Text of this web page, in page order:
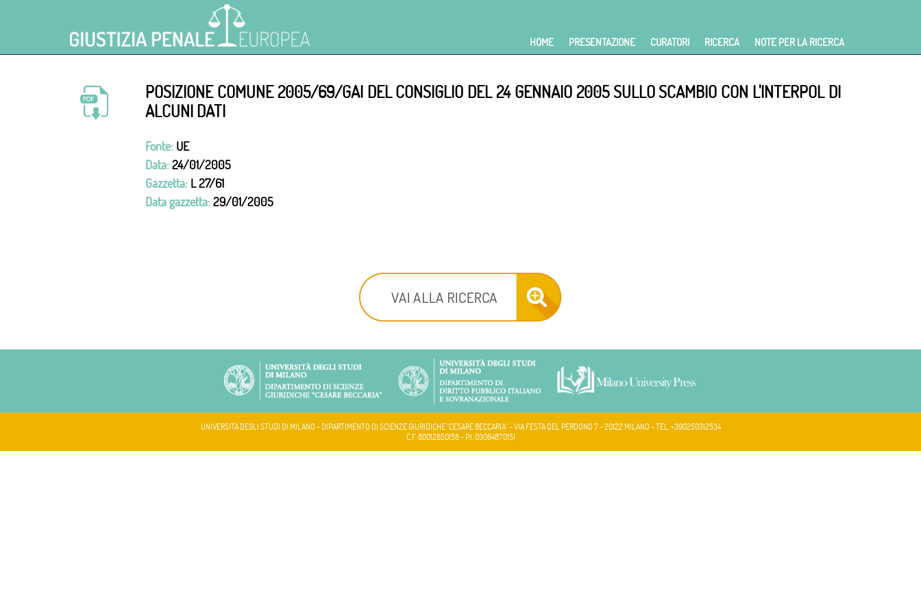
HOME PRESENTAZIONE CURATORI RICERCA NOTE PER LA RICERCA
POSIZIONE COMUNE 2005/69/GAI DEL CONSIGLIO DEL 24 GENNAIO 2005 SULLO SCAMBIO CON L'INTERPOL DI
ALCUNI DATI
Fonte: UE
Data:24/01/2005
Gazzetta: L 27/61
Data gazzetta:29/01/2005
UNIVERSITÀ DEGLI STUDI DI MILANO - DIPARTIMENTO DI SCIENZE GIURIDICHE "CESARE BECCARIA" - VIA FESTA DEL PERDONO 7 - 20122 MILANO - TEL. +390250312534
C.F. 80012650158 - P.I. 03064870151